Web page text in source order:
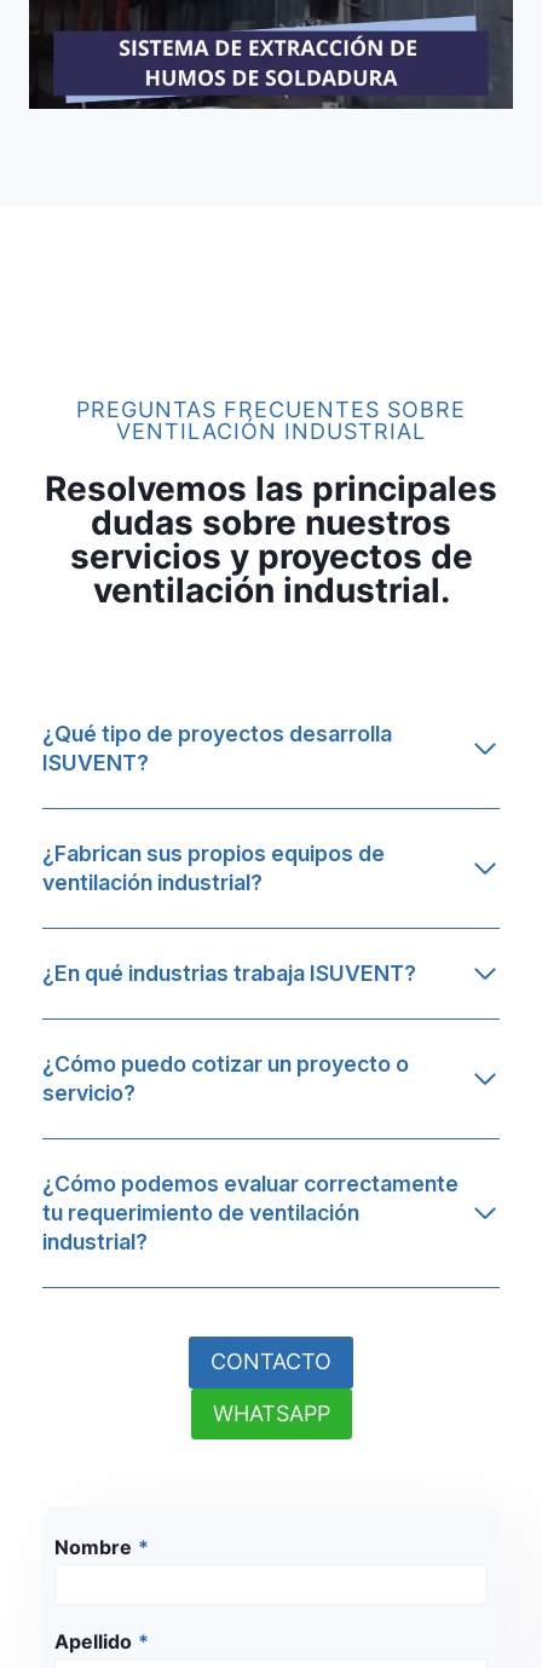
PREGUNTAS FRECUENTES SOBRE
VENTILACIÓN INDUSTRIAL
Resolvemos las principales
dudas sobre nuestros
servicios y proyectos de
ventilación industrial.
¿Qué tipo de proyectos desarrolla
ISUVENT?
¿Fabrican sus propios equipos de
ventilación industrial?
¿En qué industrias trabaja ISUVENT?
¿Cómo puedo cotizar un proyecto o
servicio?
¿Cómo podemos evaluar correctamente
tu requerimiento de ventilación
industrial?
CONTACTO
WHATSAPP
Nombre *
Apellido *